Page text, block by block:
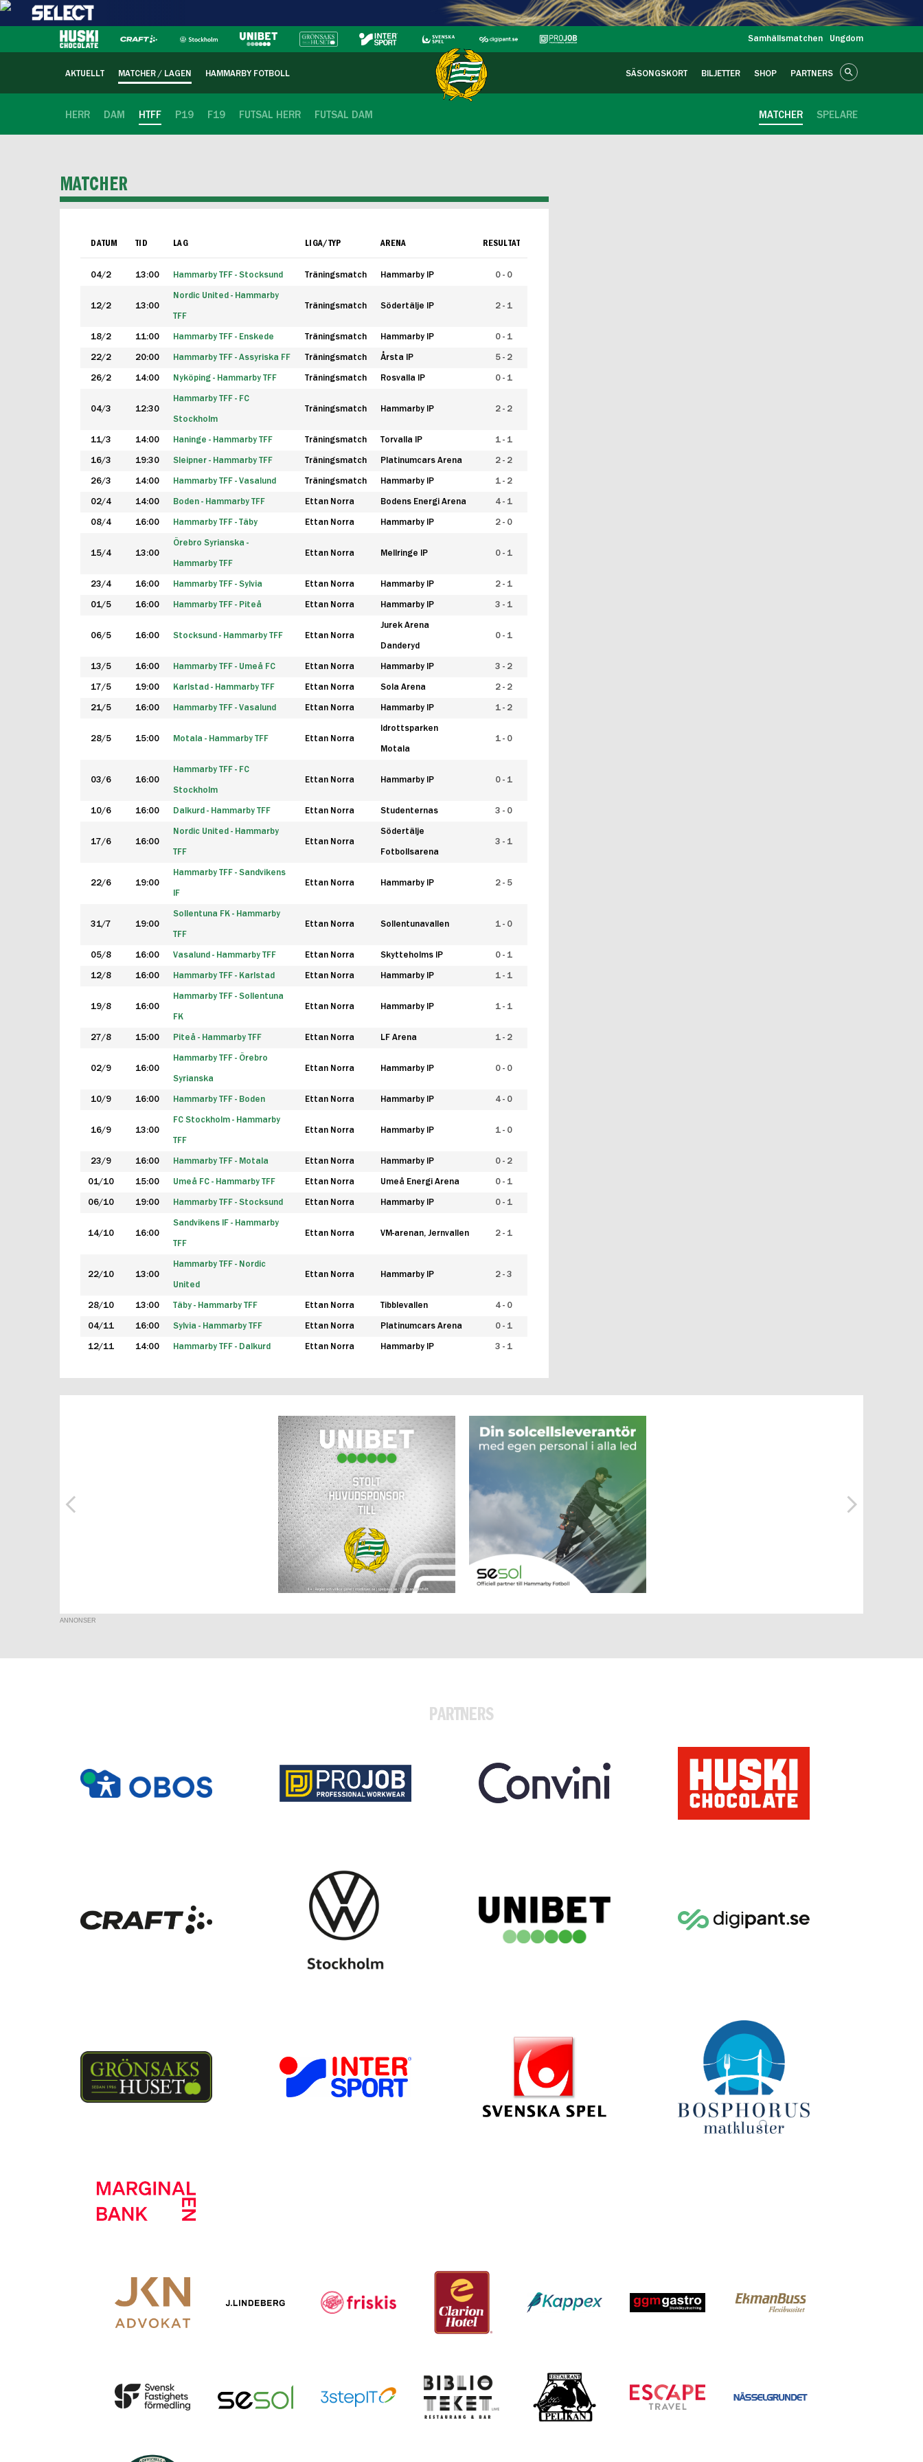
Samhällsmatchen Ungdom
AKTUELLT MATCHER / LAGEN HAMMARBY FOTBOLL SÄSONGSKORT BILJETTER SHOP PARTNERS
HERR DAM HTFF P19 F19 FUTSAL HERR FUTSAL DAM SPELARE
MATCHER
MATCHER
DATUM TID LAG LIGA/TYP ARENA RESULTAT
04/2 13:00 Hammarby TFF - Stocksund Träningsmatch Hammarby IP 0 - 0
12/2 13:00
Nordic United - Hammarby
TFF
Träningsmatch Södertälje IP 2 - 1
18/2 11:00 Hammarby TFF - Enskede Träningsmatch Hammarby IP 0 - 1
22/2 20:00 Hammarby TFF - Assyriska FF Träningsmatch Årsta IP 5 - 2
26/2 14:00 Nyköping - Hammarby TFF Träningsmatch Rosvalla IP 0 - 1
04/3 12:30
Hammarby TFF - FC
Stockholm
Träningsmatch Hammarby IP 2 - 2
11/3 14:00 Haninge - Hammarby TFF Träningsmatch Torvalla IP 1 - 1
16/3 19:30 Sleipner - Hammarby TFF Träningsmatch Platinumcars Arena 2 - 2
26/3 14:00 Hammarby TFF - Vasalund Träningsmatch Hammarby IP 1 - 2
02/4 14:00 Boden - Hammarby TFF Ettan Norra Bodens Energi Arena 4 - 1
08/4 16:00 Hammarby TFF - Täby Ettan Norra Hammarby IP 2 - 0
15/4 13:00
Örebro Syrianska -
Hammarby TFF
Ettan Norra Mellringe IP 0 - 1
23/4 16:00 Hammarby TFF - Sylvia Ettan Norra Hammarby IP 2 - 1
01/5 16:00 Hammarby TFF - Piteå Ettan Norra Hammarby IP 3 - 1
06/5 16:00 Stocksund - Hammarby TFF Ettan Norra
Jurek Arena
Danderyd
0 - 1
13/5 16:00 Hammarby TFF - Umeå FC Ettan Norra Hammarby IP 3 - 2
17/5 19:00 Karlstad - Hammarby TFF Ettan Norra Sola Arena 2 - 2
21/5 16:00 Hammarby TFF - Vasalund Ettan Norra Hammarby IP 1 - 2
28/5 15:00 Motala - Hammarby TFF Ettan Norra
Idrottsparken
Motala
1 - 0
03/6 16:00
Hammarby TFF - FC
Stockholm
Ettan Norra Hammarby IP 0 - 1
10/6 16:00 Dalkurd - Hammarby TFF Ettan Norra Studenternas 3 - 0
17/6 16:00
Nordic United - Hammarby
TFF
Ettan Norra
Södertälje
Fotbollsarena
3 - 1
22/6 19:00
Hammarby TFF - Sandvikens
IF
Ettan Norra Hammarby IP 2 - 5
31/7 19:00
Sollentuna FK - Hammarby
TFF
Ettan Norra Sollentunavallen 1 - 0
05/8 16:00 Vasalund - Hammarby TFF Ettan Norra Skytteholms IP 0 - 1
12/8 16:00 Hammarby TFF - Karlstad Ettan Norra Hammarby IP 1 - 1
19/8 16:00
Hammarby TFF - Sollentuna
FK
Ettan Norra Hammarby IP 1 - 1
27/8 15:00 Piteå - Hammarby TFF Ettan Norra LF Arena 1 - 2
02/9 16:00
Hammarby TFF - Örebro
Syrianska
Ettan Norra Hammarby IP 0 - 0
10/9 16:00 Hammarby TFF - Boden Ettan Norra Hammarby IP 4 - 0
16/9 13:00
FC Stockholm - Hammarby
TFF
Ettan Norra Hammarby IP 1 - 0
23/9 16:00 Hammarby TFF - Motala Ettan Norra Hammarby IP 0 - 2
01/10 15:00 Umeå FC - Hammarby TFF Ettan Norra Umeå Energi Arena 0 - 1
06/10 19:00 Hammarby TFF - Stocksund Ettan Norra Hammarby IP 0 - 1
14/10 16:00
Sandvikens IF - Hammarby
TFF
Ettan Norra VM-arenan, Jernvallen 2 - 1
22/10 13:00
Hammarby TFF - Nordic
United
Ettan Norra Hammarby IP 2 - 3
28/10 13:00 Täby - Hammarby TFF Ettan Norra Tibblevallen 4 - 0
04/11 16:00 Sylvia - Hammarby TFF Ettan Norra Platinumcars Arena 0 - 1
12/11 14:00 Hammarby TFF - Dalkurd Ettan Norra Hammarby IP 3 - 1
ANNONSER
PARTNERS